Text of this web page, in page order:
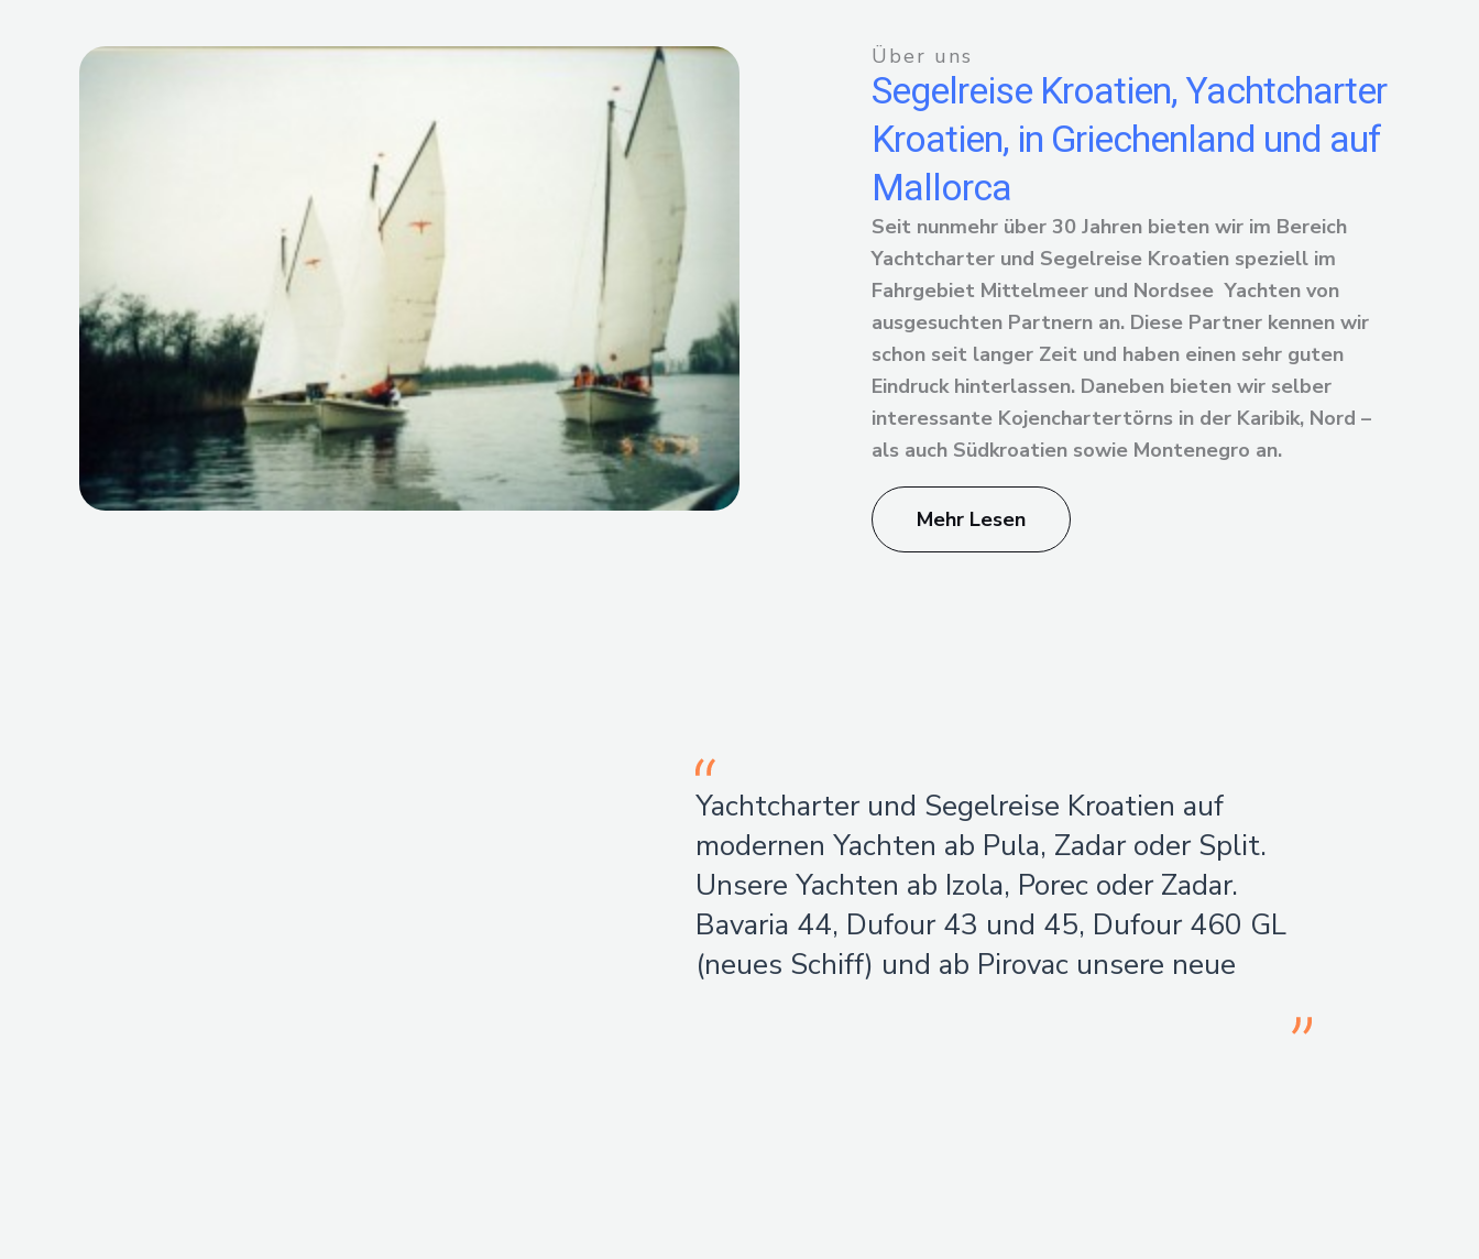
Über uns
Segelreise Kroatien, Yachtcharter
Kroatien, in Griechenland und auf
Mallorca
Seit nunmehr über 30 Jahren bieten wir im Bereich
Yachtcharter und Segelreise Kroatien speziell im
Fahrgebiet Mittelmeer und Nordsee Yachten von
ausgesuchten Partnern an. Diese Partner kennen wir
schon seit langer Zeit und haben einen sehr guten
Eindruck hinterlassen. Daneben bieten wir selber
interessante Kojenchartertörns in der Karibik, Nord –
als auch Südkroatien sowie Montenegro an.
Mehr Lesen
Yachtcharter und Segelreise Kroatien auf
modernen Yachten ab Pula, Zadar oder Split.
Unsere Yachten ab Izola, Porec oder Zadar.
Bavaria 44, Dufour 43 und 45, Dufour 460 GL
(neues Schiff) und ab Pirovac unsere neue